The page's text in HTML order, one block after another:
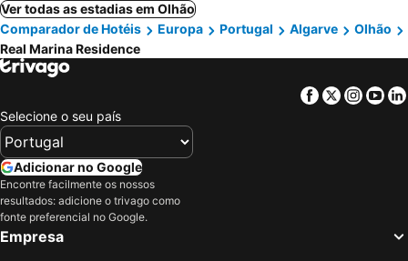
Ver todas as estadias em Olhão
Comparador de Hotéis
Europa Portugal Algarve
Olhão
Real Marina Residence
Facebook
Twitter
Selecione o seu país
Adicionar no Google
Encontre facilmente os nossos
resultados: adicione o trivago como
fonte preferencial no Google.
Empresa